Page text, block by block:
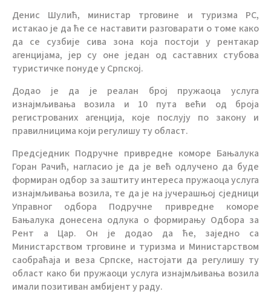
Денис Шулић, министар трговине и туризма РС,
истакао је да ће се наставити разговарати о томе како
да се сузбије сива зона која постоји у рентакар
агенцијама, јер су оне један од саставних стубова
туристичке понуде у Српској.
Додао је да је реалан број пружаоца услуга
изнајмљивања возила и 10 пута већи од броја
регистрованих агенција, које послују по закону и
правилницима који регулишу ту област.
Предсједник Подручне привредне коморе Бањалука
Горан Рачић, нагласио је да је већ одлучено да буде
формиран одбор за заштиту интереса пружаоца услуга
изнајмљивања возила, те да је на јучерашњој сједници
Управног одбора Подручне привредне коморе
Бањалука донесена одлука о формирању Одбора за
Рент а Цар. Он је додао да ће, заједно са
Министарством трговине и туризма и Министарством
саобраћаја и веза Српске, настојати да регулишу ту
област како би пружаоци услуга изнајмљивања возила
имали позитиван амбијент у раду.